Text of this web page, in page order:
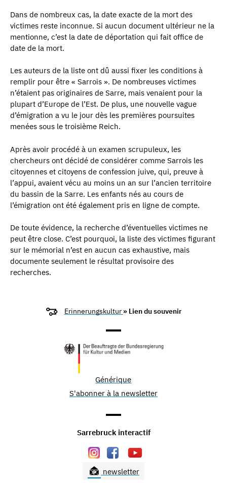
Dans de nombreux cas, la date exacte de la mort des
victimes reste inconnue. Si aucun document ultérieur ne la
mentionne, c’est la date de déportation qui fait office de
date de la mort.
Les auteurs de la liste ont dû aussi fixer les conditions à
remplir pour être « Sarrois ». De nombreuses victimes
n’étaient pas originaires de Sarre, mais venaient pour la
plupart d’Europe de l’Est. De plus, une nouvelle vague
d’émigration a vu le jour dès les premières poursuites
menées sous le troisième Reich.
Après avoir procédé à un examen scrupuleux, les
chercheurs ont décidé de considérer comme Sarrois les
citoyennes et citoyens de confession juive, qui, preuve à
l’appui, avaient vécu au moins un an sur l’ancien territoire
du bassin de la Sarre. Les enfants nés au cours de
l’émigration ont été également pris en ligne de compte.
De toute évidence, la recherche d’éventuelles victimes ne
peut être close. C’est pourquoi, la liste des victimes figurant
sur le mémorial n’est en aucun cas exhaustive, mais
documente seulement le résultat provisoire des
recherches.
Erinnerungskultur » Lien du souvenir
Générique
S'abonner à la newsletter
Sarrebruck interactif
newsletter